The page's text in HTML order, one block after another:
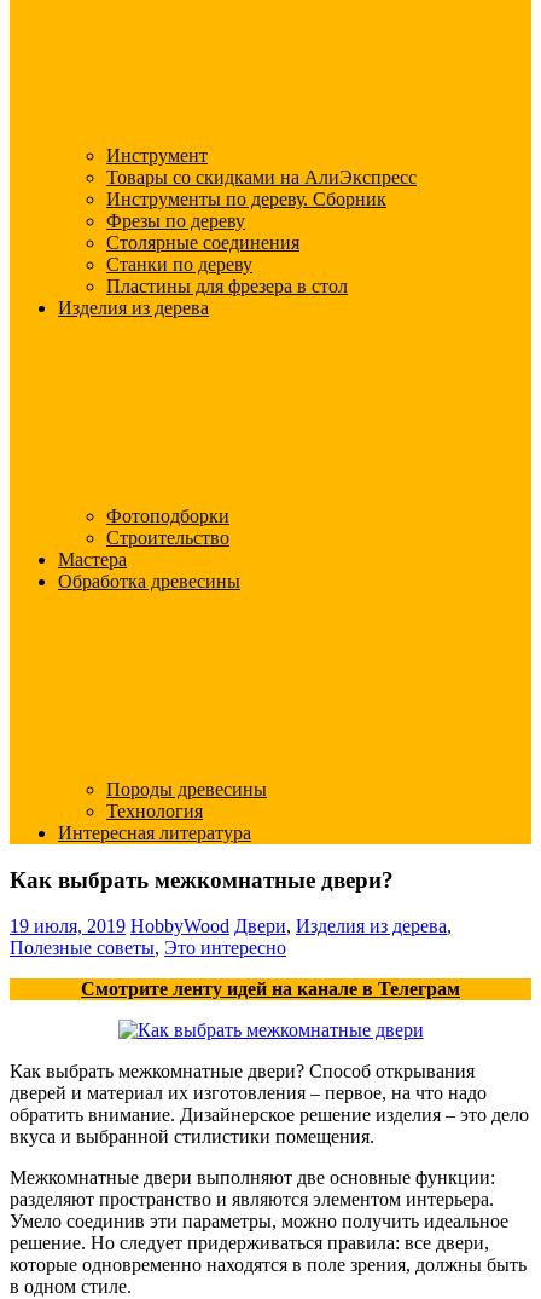
Инструмент
Товары со скидками на АлиЭкспресс
Инструменты по дереву. Сборник
Фрезы по дереву
Столярные соединения
Станки по дереву
Пластины для фрезера в стол
Изделия из дерева
Фотоподборки
Строительство
Мастера
Обработка древесины
Породы древесины
Технология
Интересная литература
Как выбрать межкомнатные двери?
19 июля, 2019 HobbyWood Двери, Изделия из дерева,
Полезные советы, Это интересно
Смотрите ленту идей на канале в Телеграм
Как выбрать межкомнатные двери? Способ открывания
дверей и материал их изготовления – первое, на что надо
обратить внимание. Дизайнерское решение изделия – это дело
вкуса и выбранной стилистики помещения.
Межкомнатные двери выполняют две основные функции:
разделяют пространство и являются элементом интерьера.
Умело соединив эти параметры, можно получить идеальное
решение. Но следует придерживаться правила: все двери,
которые одновременно находятся в поле зрения, должны быть
в одном стиле.